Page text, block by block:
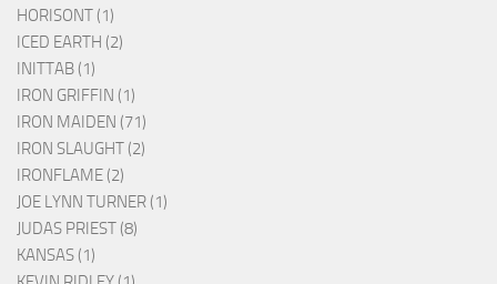
HORISONT (1)
ICED EARTH (2)
INITTAB (1)
IRON GRIFFIN (1)
IRON MAIDEN (71)
IRON SLAUGHT (2)
IRONFLAME (2)
JOE LYNN TURNER (1)
JUDAS PRIEST (8)
KANSAS (1)